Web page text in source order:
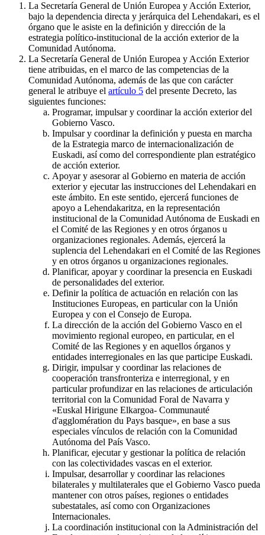
La Secretaría General de Unión Europea y Acción Exterior,
bajo la dependencia directa y jerárquica del Lehendakari, es el
órgano que le asiste en la definición y dirección de la
estrategia político-institucional de la acción exterior de la
Comunidad Autónoma.
La Secretaría General de Unión Europea y Acción Exterior
tiene atribuidas, en el marco de las competencias de la
Comunidad Autónoma, además de las que con carácter
general le atribuye el artículo 5 del presente Decreto, las
siguientes funciones:
Programar, impulsar y coordinar la acción exterior del
Gobierno Vasco.
Impulsar y coordinar la definición y puesta en marcha
de la Estrategia marco de internacionalización de
Euskadi, así como del correspondiente plan estratégico
de acción exterior.
Apoyar y asesorar al Gobierno en materia de acción
exterior y ejecutar las instrucciones del Lehendakari en
este ámbito. En este sentido, ejercerá funciones de
apoyo a Lehendakaritza, en la representación
institucional de la Comunidad Autónoma de Euskadi en
el Comité de las Regiones y en otros órganos u
organizaciones regionales. Además, ejercerá la
suplencia del Lehendakari en el Comité de las Regiones
y en otros órganos u organizaciones regionales.
Planificar, apoyar y coordinar la presencia en Euskadi
de personalidades del exterior.
Definir la política de actuación en relación con las
Instituciones Europeas, en particular con la Unión
Europea y con el Consejo de Europa.
La dirección de la acción del Gobierno Vasco en el
movimiento regional europeo, en particular, en el
Comité de las Regiones y en aquellos órganos y
entidades interregionales en las que participe Euskadi.
Dirigir, impulsar y coordinar las relaciones de
cooperación transfronteriza e interregional, y en
particular profundizar en las relaciones de articulación
territorial con la Comunidad Foral de Navarra y
«Euskal Hirigune Elkargoa- Communauté
d'agglomération du Pays basque», en base a sus
especiales vínculos de relación con la Comunidad
Autónoma del País Vasco.
Planificar, ejecutar y gestionar la política de relación
con las colectividades vascas en el exterior.
Impulsar, desarrollar y coordinar las relaciones
bilaterales y multilaterales que el Gobierno Vasco pueda
mantener con otros países, regiones o entidades
subestatales, así como con Organizaciones
Internacionales.
La coordinación institucional con la Administración del